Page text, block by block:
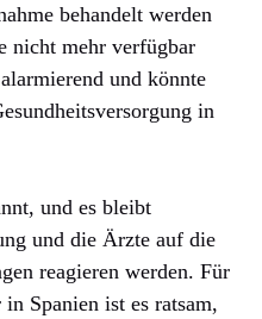
behandelt werden
nicht mehr verfügbar
und könnte
in
und es bleibt
und die Ärzte auf die
reagieren werden. Für
Spanien ist es ratsam,